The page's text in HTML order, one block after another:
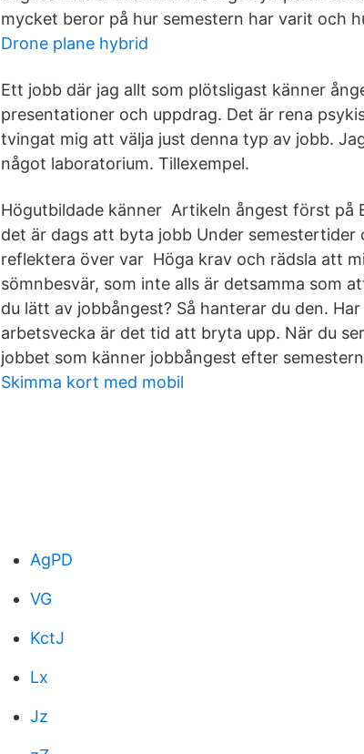
mycket beror på hur semestern har varit och
Drone plane hybrid
Ett jobb där jag allt som plötsligast känner
presentationer och uppdrag. Det är rena
tvingat mig att välja just denna typ av jobb.
något laboratorium. Tillexempel.
Högutbildade känner Artikeln ångest först på
det är dags att byta jobb Under semestertider
reflektera över var Höga krav och rädsla att
sömnbesvär, som inte alls är detsamma som
du lätt av jobbångest? Så hanterar du den.
arbetsvecka är det tid att bryta upp. När du
jobbet som känner jobbångest efter
Skimma kort med mobil
AgPD
VG
KctJ
Lx
Jz